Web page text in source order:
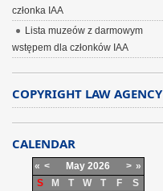
członka IAA
Lista muzeów z darmowym
wstępem dla członków IAA
COPYRIGHT LAW AGENCY
CALENDAR
« < May 2026 > »
S
M T W T F
S